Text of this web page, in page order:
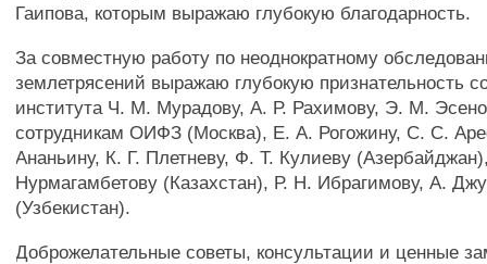
Гаипова, которым выражаю глубокую благодарность.
За совместную работу по неоднократному
землетрясений выражаю глубокую признательность
института Ч. М. Мурадову, А. Р. Рахимову, Э. М.
сотрудникам ОИФЗ (Москва), Е. А. Рогожину, С. С.
Ананьину, К. Г. Плетневу, Ф. Т. Кулиеву
Нурмагамбетову (Казахстан), Р. Н. Ибрагимову, А.
(Узбекистан).
Доброжелательные советы, консультации и ценные